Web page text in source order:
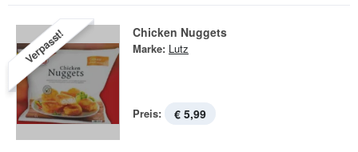
Verpasst! Chicken Nuggets
Marke: Lutz
Preis: € 5,99